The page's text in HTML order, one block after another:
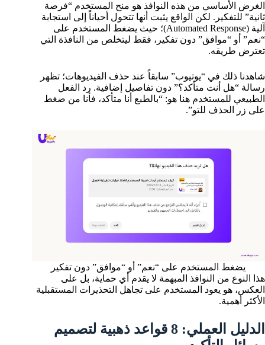
الغرض الأساسي من هذه النوافذ هو منح المستخدم “فرصة
ثانية” للتفكير. لكن الواقع يثبت أنها تتحول أحياناً إلى استجابة
آلية (Automated Response)؛ حيث يضغط المستخدم على
“نعم” أو “موافق” دون تفكير، فقط ليتخلص من النافذة التي
تعترض طريقه.
شاهدنا ذلك في “يوتيوب” سابقاً عند حذف الفيديوهات؛ تظهر
رسالة “هل أنت متأكد؟” دون تفاصيل إضافية. رد الفعل
الطبيعي للمستخدم هنا هو: “بالطبع أنا متأكد، فأنا من ضغط
على زر الحذف للتو”.
يضغط المستخدم على “نعم” أو “موافق” دون تفكير
هذا النوع من النوافذ المبهمة لا يقدم أي حماية، بل على
العكس، هو يعود المستخدم على تجاهل التحذيرات المستقبلية
الأكثر أهمية.
الدليل العملي: 8 قواعد ذهبية لتصميم